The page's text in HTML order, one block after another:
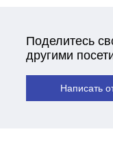
Поделитесь
другими
Написать